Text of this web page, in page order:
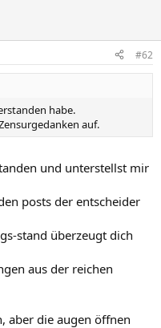
#62
habe.
auf.
und unterstellst mir
posts der entscheider
stand überzeugt dich
aus der reichen
aber die augen öffnen